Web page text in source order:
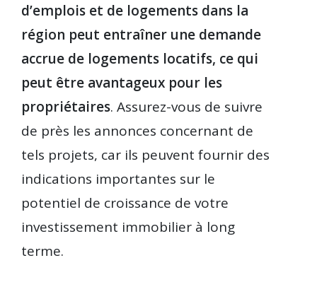
d’emplois et de logements dans la
région peut entraîner une demande
accrue de logements locatifs, ce qui
peut être avantageux pour les
propriétaires. Assurez-vous de suivre
de près les annonces concernant de
tels projets, car ils peuvent fournir des
indications importantes sur le
potentiel de croissance de votre
investissement immobilier à long
terme.